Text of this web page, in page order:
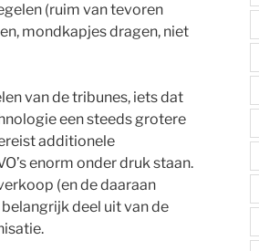
(ruim van tevoren
mondkapjes dragen, niet
van de tribunes, iets dat
een steeds grotere
additionele
enorm onder druk staan.
(en de daaraan
deel uit van de